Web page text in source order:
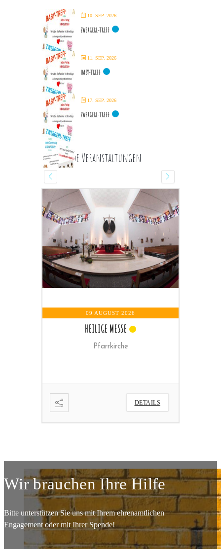
10. SEP. 2026
ZWERGERL-TREFF
11. SEP. 2026
BABY-TREFF
17. SEP. 2026
ZWERGERL-TREFF
Kommende Veranstaltungen
10 AUGUST 2026
SENIORENRUNDE
Pfarrheim
DETAILS
Wir brauchen Ihre Hilfe
Bitte unterstützen Sie uns mit Ihrem ehrenamtlichen
Engagement oder mit Ihrer Spende!